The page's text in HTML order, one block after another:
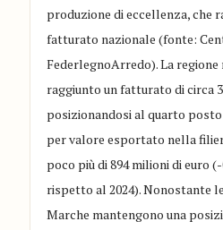
produzione di eccellenza, che
fatturato nazionale (fonte:
FederlegnoArredo). La regione
raggiunto un fatturato di circa
posizionandosi al quarto
per valore esportato nella
poco più di 894 milioni di euro
rispetto al 2024). Nonostante
Marche mantengono una